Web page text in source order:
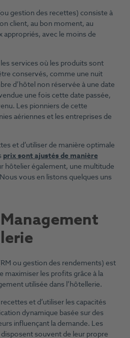
gestion des recettes) consiste à
client, au bon moment, au
appropriés, avec le moins de
services où les produits sont
conservés, comme une nuit
d’hôtel non réservée à une date
une fois cette date passée,
Les pionniers de cette
aériennes et les entreprises de
et d’utiliser de manière optimale
prix sont ajustés de manière
hôtelier également, une multitude
vous en listons quelques uns
ou gestion des rendements) est
maximiser les profits grâce à la
utilisée dans l’hôtellerie.
et d’utiliser les capacités
dynamique basée sur des
influençant la demande. Les
souvent de leur propre